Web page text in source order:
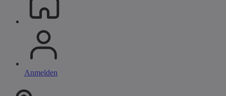
Anmelden